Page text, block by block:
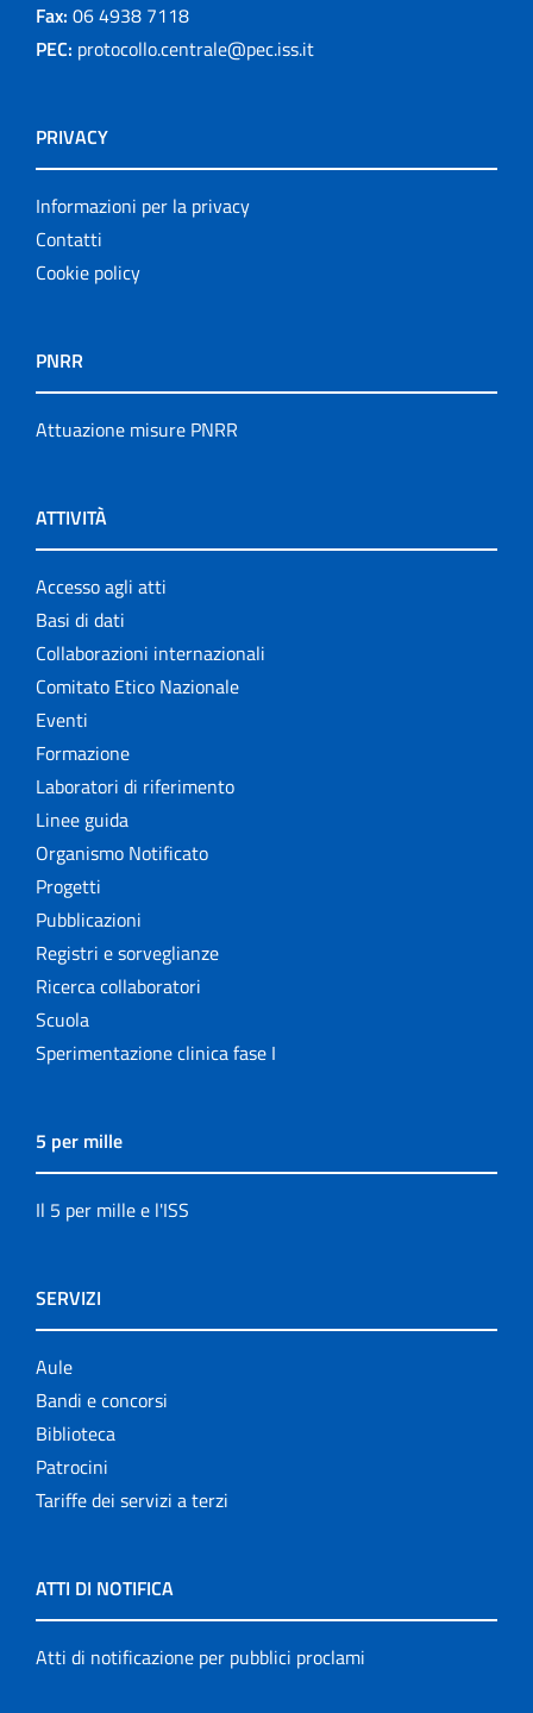
Fax: 06 4938 7118
PEC: protocollo.centrale@pec.iss.it
PRIVACY
Informazioni per la privacy
Contatti
Cookie policy
PNRR
Attuazione misure PNRR
ATTIVITÀ
Accesso agli atti
Basi di dati
Collaborazioni internazionali
Comitato Etico Nazionale
Eventi
Formazione
Laboratori di riferimento
Linee guida
Organismo Notificato
Progetti
Pubblicazioni
Registri e sorveglianze
Ricerca collaboratori
Scuola
Sperimentazione clinica fase I
5 per mille
Il 5 per mille e l'ISS
SERVIZI
Aule
Bandi e concorsi
Biblioteca
Patrocini
Tariffe dei servizi a terzi
ATTI DI NOTIFICA
Atti di notificazione per pubblici proclami